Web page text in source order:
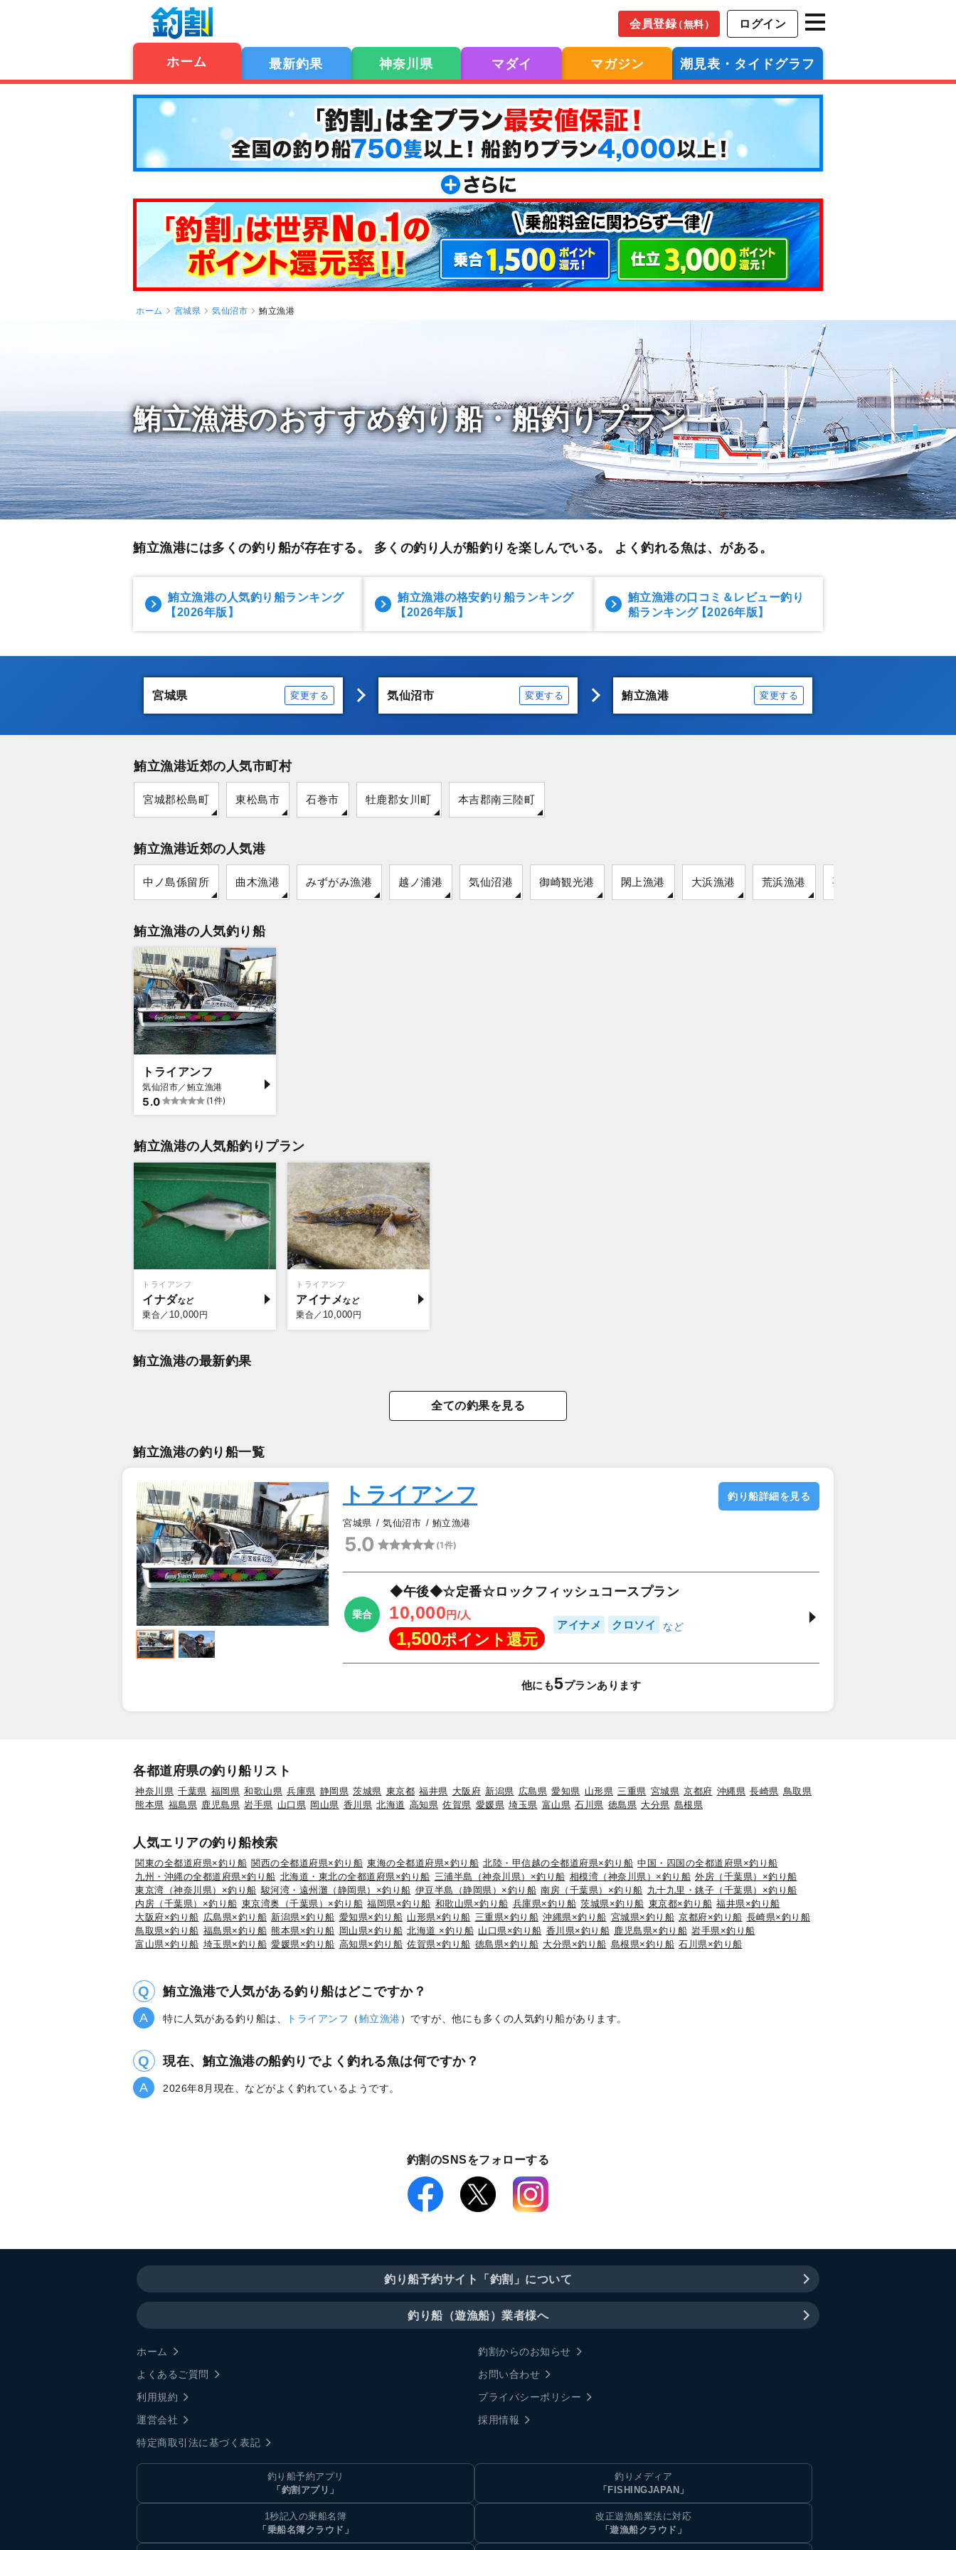
会員登録（無料） ログイン
ホーム 最新釣果 神奈川県 マダイ マガジン 潮見表・タイドグラフ
ホーム 宮城県 気仙沼市 鮪立漁港
鮪立漁港のおすすめ釣り船・船釣りプラン
鮪立漁港には多くの釣り船が存在する。 多くの釣り人が船釣りを楽しんでいる。 よく釣れる魚は、がある。
鮪立漁港の人気釣り船ランキング
【2026年版】
鮪立漁港の格安釣り船ランキング
【2026年版】
鮪立漁港の口コミ＆レビュー釣り
船ランキング【2026年版】
宮城県 変更する 気仙沼市 変更する 鮪立漁港 変更する
鮪立漁港近郊の人気市町村
宮城郡松島町 東松島市 石巻市 牡鹿郡女川町 本吉郡南三陸町
鮪立漁港近郊の人気港
中ノ島係留所 曲木漁港 みずがみ漁港 越ノ浦港 気仙沼港 御崎観光港 閖上漁港 大浜漁港 荒浜漁港 要害港
鮪立漁港の人気釣り船
トライアンフ
気仙沼市／鮪立漁港
5.0 (1件)
鮪立漁港の人気船釣りプラン
トライアンフ
イナダ
乗合／ 10,000円
トライアンフ
アイナメ
乗合／ 10,000円
鮪立漁港の最新釣果
全ての釣果を見る
鮪立漁港の釣り船一覧
▲
トライアンフ
宮城県 気仙沼市 鮪立漁港
5.0 (1件)
釣り船詳細を見る
乗合
◆午後◆☆定番☆ロックフィッシュコースプラン
10,000 円/人
1,500ポイント還元
アイナメ クロソイ
他にも5プランあります
各都道府県の釣り船リスト
神奈川県 千葉県 福岡県 和歌山県 兵庫県 静岡県 茨城県 東京都 福井県 大阪府 新潟県 広島県 愛知県 山形県 三重県 宮城県 京都府 沖縄県 長崎県 鳥取県
熊本県 福島県 鹿児島県 岩手県 山口県 岡山県 香川県 北海道 高知県 佐賀県 愛媛県 埼玉県 富山県 石川県 徳島県 大分県 島根県
人気エリアの釣り船検索
関東の全都道府県×釣り船 関西の全都道府県×釣り船 東海の全都道府県×釣り船 北陸・甲信越の全都道府県×釣り船 中国・四国の全都道府県×釣り船
九州・沖縄の全都道府県×釣り船 北海道・東北の全都道府県×釣り船 三浦半島（神奈川県）×釣り船 相模湾（神奈川県）×釣り船 外房（千葉県）×釣り船
東京湾（神奈川県）×釣り船 駿河湾・遠州灘（静岡県）×釣り船 伊豆半島（静岡県）×釣り船 南房（千葉県）×釣り船 九十九里・銚子（千葉県）×釣り船
内房（千葉県）×釣り船 東京湾奥（千葉県）×釣り船 福岡県×釣り船 和歌山県×釣り船 兵庫県×釣り船 茨城県×釣り船 東京都×釣り船 福井県×釣り船
大阪府×釣り船 広島県×釣り船 新潟県×釣り船 愛知県×釣り船 山形県×釣り船 三重県×釣り船 沖縄県×釣り船 宮城県×釣り船 京都府×釣り船 長崎県×釣り船
鳥取県×釣り船 福島県×釣り船 熊本県×釣り船 岡山県×釣り船 北海道 ×釣り船 山口県×釣り船 香川県×釣り船 鹿児島県×釣り船 岩手県×釣り船
富山県×釣り船 埼玉県×釣り船 愛媛県×釣り船 高知県×釣り船 佐賀県×釣り船 徳島県×釣り船 大分県×釣り船 島根県×釣り船 石川県×釣り船
鮪立漁港で人気がある釣り船はどこですか？
特に人気がある釣り船は、 トライアンフ （鮪立漁港）ですが、他にも多くの人気釣り船があります。
現在、鮪立漁港の船釣りでよく釣れる魚は何ですか？
2026年8月現在、などがよく釣れているようです。
釣割のSNSをフォローする
釣り船予約サイト「釣割」について
釣り船（遊漁船）業者様へ
ホーム
釣割からのお知らせ
よくあるご質問
お問い合わせ
利用規約
プライバシーポリシー
運営会社
採用情報
特定商取引法に基づく表記
釣り船予約アプリ
「釣割アプリ」
釣りメディア
「FISHINGJAPAN」
1秒記入の乗船名簿
「乗船名簿クラウド」
改正遊漁船業法に対応
「遊漁船クラウド」